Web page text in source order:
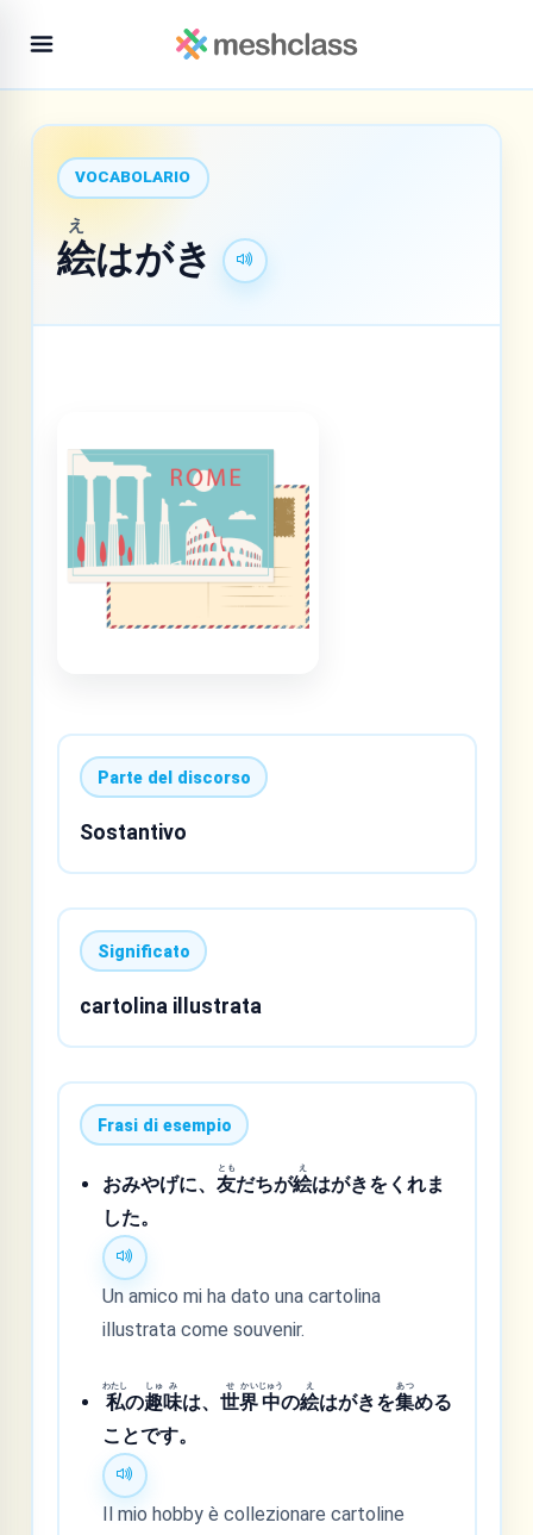
VOCABOLARIO
絵
え
はがき
Parte del discorso
Sostantivo
Significato
cartolina illustrata
Frasi di esempio
おみやげに、友
とも
だちが絵
え
はがきをくれま
した。
Un amico mi ha dato una cartolina
illustrata come souvenir.
私
わたし
の趣
しゅ
味
み
は、世
せ
界
かい
中
じゅう
の絵
え
はがきを集
あつ
める
ことです。
Il mio hobby è collezionare cartoline